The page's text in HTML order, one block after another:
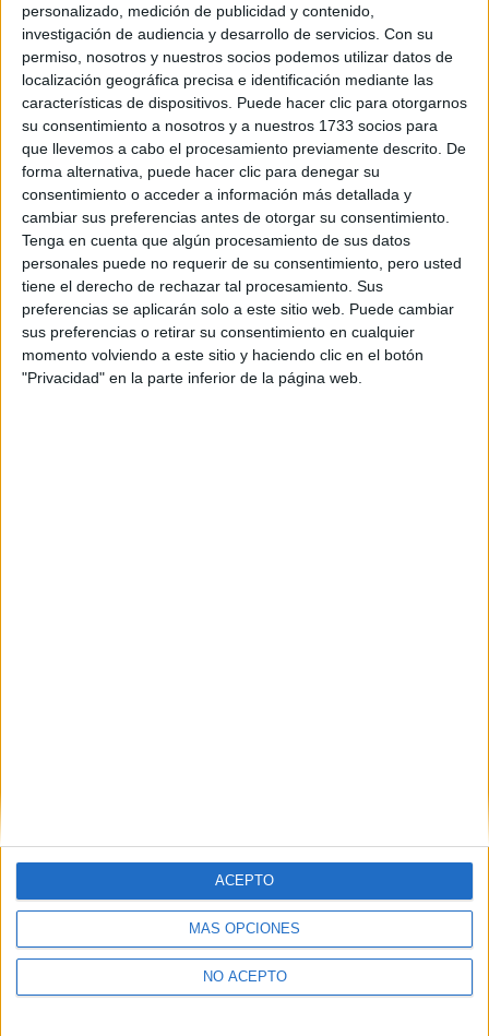
personalizado, medición de publicidad y contenido,
investigación de audiencia y desarrollo de servicios. Con su
permiso, nosotros y nuestros socios podemos utilizar datos de
localización geográfica precisa e identificación mediante las
características de dispositivos. Puede hacer clic para otorgarnos
su consentimiento a nosotros y a nuestros 1733 socios para
que llevemos a cabo el procesamiento previamente descrito. De
forma alternativa, puede hacer clic para denegar su
consentimiento o acceder a información más detallada y
cambiar sus preferencias antes de otorgar su consentimiento.
Tenga en cuenta que algún procesamiento de sus datos
personales puede no requerir de su consentimiento, pero usted
tiene el derecho de rechazar tal procesamiento. Sus
preferencias se aplicarán solo a este sitio web. Puede cambiar
sus preferencias o retirar su consentimiento en cualquier
momento volviendo a este sitio y haciendo clic en el botón
"Privacidad" en la parte inferior de la página web.
MÁS OPCIONES
NO ACEPTO
ACEPTO
Grado en Administración y Dirección de Empresas
Grado en Contabilidad y Finanzas
¡Síguenos en Facebook!